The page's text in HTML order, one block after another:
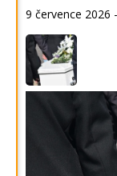
9 července 2026 -